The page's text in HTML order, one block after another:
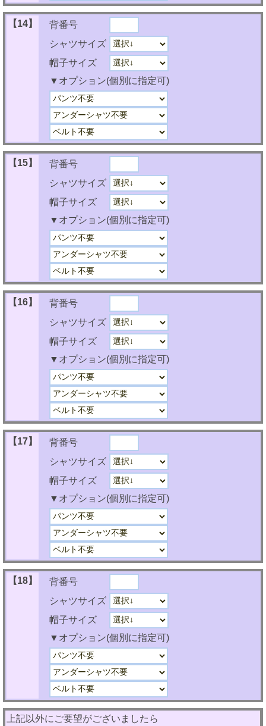
【14】
背番号
シャツサイズ
帽子サイズ
▼オプション(個別に指定可)
【15】
背番号
シャツサイズ
帽子サイズ
▼オプション(個別に指定可)
【16】
背番号
シャツサイズ
帽子サイズ
▼オプション(個別に指定可)
【17】
背番号
シャツサイズ
帽子サイズ
▼オプション(個別に指定可)
【18】
背番号
シャツサイズ
帽子サイズ
▼オプション(個別に指定可)
上記以外にご要望がございましたら